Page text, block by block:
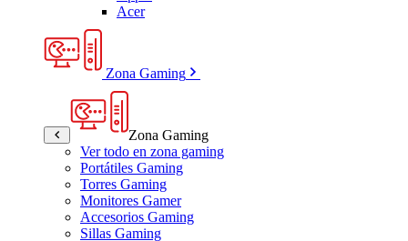
Acer
Zona Gaming
Zona Gaming
Ver todo en zona gaming
Portátiles Gaming
Torres Gaming
Monitores Gamer
Accesorios Gaming
Sillas Gaming